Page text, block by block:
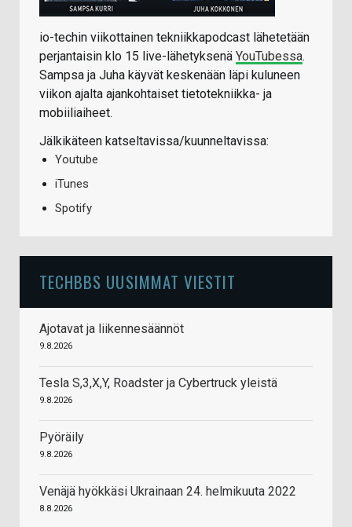
io-techin viikottainen tekniikkapodcast lähetetään
perjantaisin klo 15 live-lähetyksenä YouTubessa.
Sampsa ja Juha käyvät keskenään läpi kuluneen
viikon ajalta ajankohtaiset tietotekniikka- ja
mobiiliaiheet.
Jälkikäteen katseltavissa/kuunneltavissa:
Youtube
iTunes
Spotify
TECHBBS UUSIMMAT VIESTIT
Ajotavat ja liikennesäännöt
9.8.2026
Tesla S,3,X,Y, Roadster ja Cybertruck yleistä
9.8.2026
Pyöräily
9.8.2026
Venäjä hyökkäsi Ukrainaan 24. helmikuuta 2022
8.8.2026